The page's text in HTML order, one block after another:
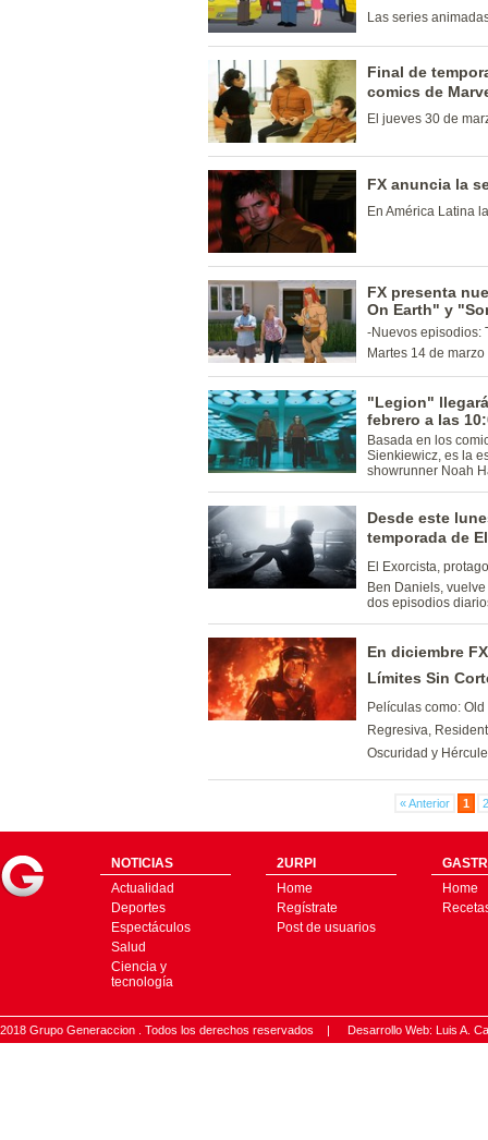
Las series
Final de
comics de
El jueves 30 de
FX anuncia la
En América Latina
FX presenta
On Earth" y
-Nuevos episodios:
Martes 14 de
"Legion"
febrero a las
Basada en los
Sienkiewicz, es la
showrunner Noah
Desde este
temporada de
El Exorcista,
Ben Daniels,
dos episodios
En diciembre
Límites Sin
Películas como:
Regresiva,
Oscuridad y
« Anterior 1 2
NOTICIAS
Actualidad
Deportes
Espectáculos
Salud
Ciencia y
tecnología
2URPI
Home
Regístrate
Post de usuarios
Home
2018 Grupo Generaccion . Todos los derechos reservados | Desarrollo Web: Luis